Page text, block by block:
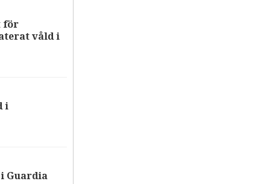
för
våld i
i
Guardia